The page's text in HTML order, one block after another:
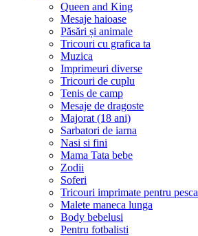
Queen and King
Mesaje haioase
Păsări și animale
Tricouri cu grafica ta
Muzica
Imprimeuri diverse
Tricouri de cuplu
Tenis de camp
Mesaje de dragoste
Majorat (18 ani)
Sarbatori de iarna
Nasi si fini
Mama Tata bebe
Zodii
Soferi
Tricouri imprimate pentru
Malete maneca lunga
Body bebelusi
Pentru fotbalisti